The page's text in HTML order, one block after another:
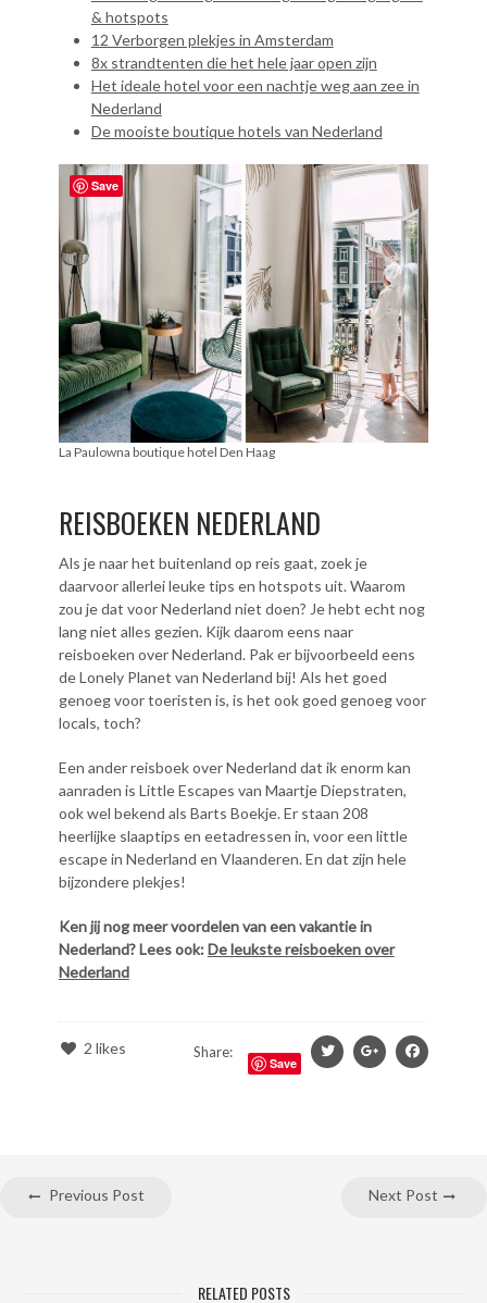
& hotspots
12 Verborgen plekjes in Amsterdam
8x strandtenten die het hele jaar open zijn
Het ideale hotel voor een nachtje weg aan zee in
Nederland
De mooiste boutique hotels van Nederland
La Paulowna boutique hotel Den Haag
REISBOEKEN NEDERLAND
Als je naar het buitenland op reis gaat, zoek je
daarvoor allerlei leuke tips en hotspots uit. Waarom
zou je dat voor Nederland niet doen? Je hebt echt nog
lang niet alles gezien. Kijk daarom eens naar
reisboeken over Nederland. Pak er bijvoorbeeld eens
de Lonely Planet van Nederland bij! Als het goed
genoeg voor toeristen is, is het ook goed genoeg voor
locals, toch?
Een ander reisboek over Nederland dat ik enorm kan
aanraden is Little Escapes van Maartje Diepstraten,
ook wel bekend als Barts Boekje. Er staan 208
heerlijke slaaptips en eetadressen in, voor een little
escape in Nederland en Vlaanderen. En dat zijn hele
bijzondere plekjes!
Ken jij nog meer voordelen van een vakantie in
Nederland? Lees ook:De leukste reisboeken over
Nederland
2 likes Share:
Save
Previous Post Next Post
RELATED POSTS
Save